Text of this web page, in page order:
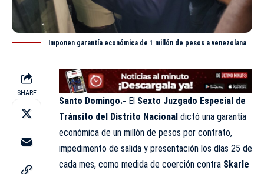
Imponen garantía económica de 1 millón de pesos a venezolana
SHARE
Santo Domingo.- El Sexto Juzgado Especial de
Tránsito del Distrito Nacional dictó una garantía
económica de un millón de pesos por contrato,
impedimento de salida y presentación los días 25 de
cada mes, como medida de coerción contra Skarle